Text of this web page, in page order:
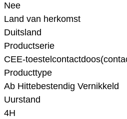
Nee
Land van herkomst
Duitsland
Productserie
CEE-
Producttype
Ab Hittebestendig Vernikkeld
Uurstand
4H